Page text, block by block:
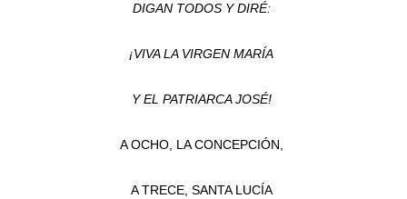
DIGAN TODOS Y DIRÉ:
¡VIVA LA VIRGEN MARÍA
Y EL PATRIARCA JOSÉ!
A OCHO, LA CONCEPCIÓN,
A TRECE, SANTA LUCÍA